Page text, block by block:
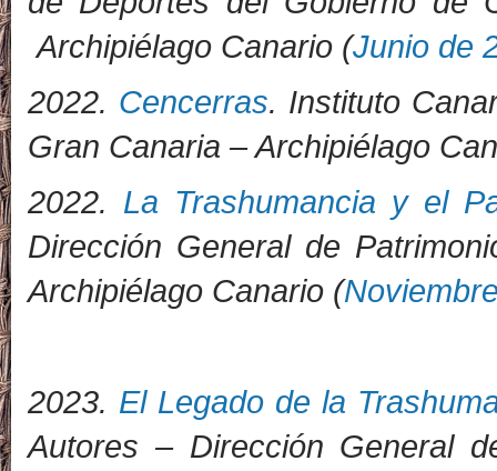
Archipiélago Canario (Junio de
2022. Cencerras. Instituto
Gran Canaria – Archipiélago
2022. La Trashumancia y el
Dirección General de
Archipiélago Canario (
2023. El Legado de la
Autores – Dirección General